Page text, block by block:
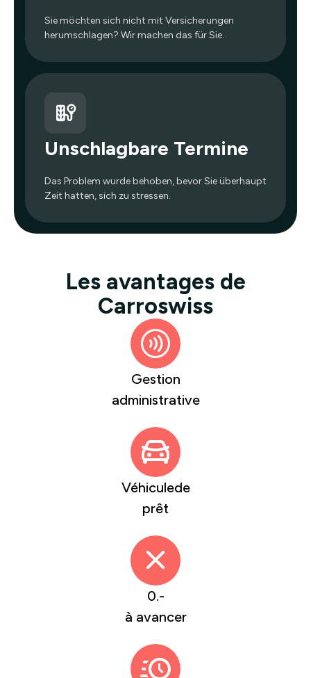
Sie möchten sich nicht mit Versicherungen
herumschlagen? Wir machen das für Sie.
Unschlagbare Termine
Das Problem wurde behoben, bevor Sie überhaupt
Zeit hatten, sich zu stressen.
Les avantages de
Carroswiss
Gestion
administrative
Véhiculede
prêt
0.-
à avancer